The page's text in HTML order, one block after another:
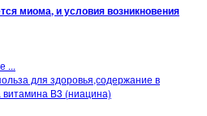
миома, и условия возникновения
...